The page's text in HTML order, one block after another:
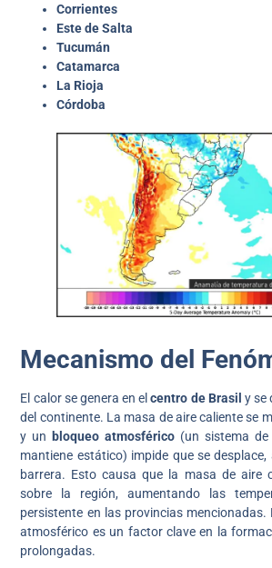
Corrientes
Este de Salta
Tucumán
Catamarca
La Rioja
Córdoba
Mecanismo del
El calor se genera en elcentro de Brasil y se
del continente. La masa de aire caliente se
y un bloqueo atmosférico (un sistema
mantiene estático) impide que se
barrera. Esto causa que la masa de aire
sobre la región, aumentando las
persistente en las provincias mencionadas.
atmosférico es un factor clave en la
prolongadas.